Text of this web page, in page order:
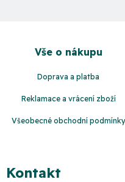
Vše o nákupu
Doprava a platba
Reklamace a vrácení zboží
Všeobecné obchodní podmínky
Kontakt